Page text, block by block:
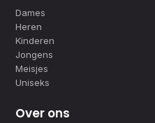
Dames
Heren
Kinderen
Jongens
Meisjes
Uniseks
Over ons